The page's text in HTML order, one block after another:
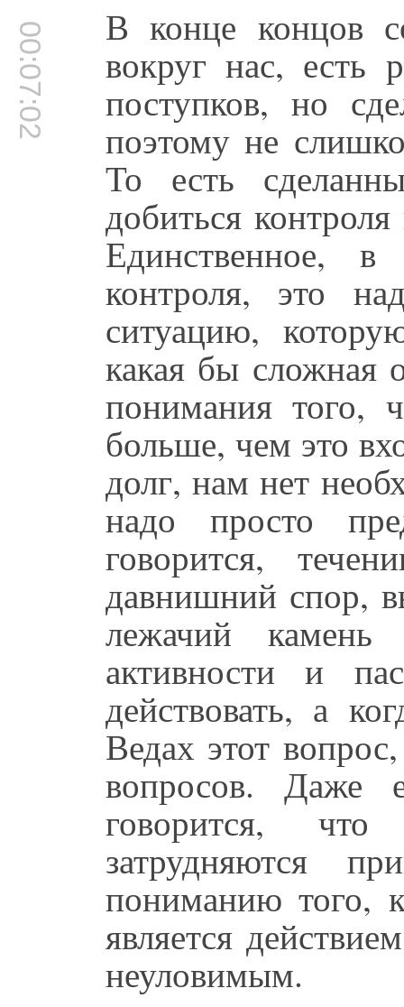
00:07:02 В конце концов
вокруг нас, есть
поступков, но
поэтому не
То есть
добиться
Единственное,
контроля, это
ситуацию,
какая бы сложная
понимания того,
больше, чем это
долг, нам нет
надо просто
говорится,
давнишний спор,
лежачий
активности и
действовать, а
Ведах этот
вопросов. Даже
говорится,
затрудняются
пониманию того,
является
неуловимым.